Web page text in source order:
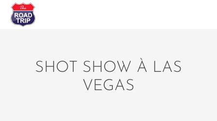
SHOT SHOW À LAS
VEGAS